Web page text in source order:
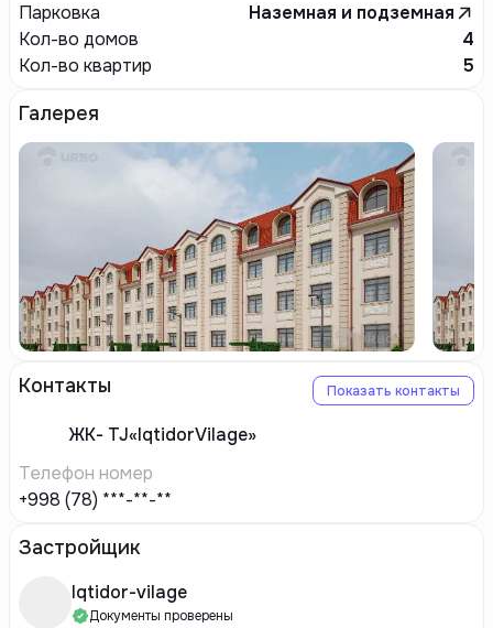
Парковка
Наземная и подземная
Кол-во домов
4
Кол-во квартир
5
Галерея
Контакты Показать контакты
ЖК- TJ«IqtidorVilage»
Телефон номер
+998 (78) ***-**-**
Застройщик
Iqtidor-vilage
Документы проверены